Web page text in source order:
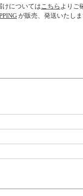
については こちら よりご
が販売、発送いたし